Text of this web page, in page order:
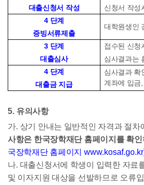
대출신청서 작성
신청서 작성
4 단계
증빙서류제출
대학원생인
3 단계
대출심사
접수된 신청
심사결과는
4 단계
대출금 지급
심사결과 확
계좌에 입금
5. 유의사항
가. 상기 안내는 일반적인 자격과 절차
사항은 한국장학재단 홈페이지를 확
국장학재단 홈페이지
나. 대출신청서에 학생이 입력한 자료
및 이자지원 대상을 선발하므로 오류